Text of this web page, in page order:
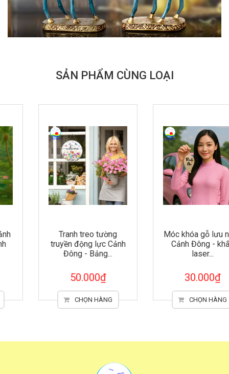
SẢN PHẨM CÙNG LOẠI
Tranh treo tường
truyền động lực Cảnh
Đông - Bảng...
50.000₫
CHỌN HÀNG
Móc khóa gỗ lưu niệm
Cảnh Đông - khắc
30.000₫
CHỌN HÀNG